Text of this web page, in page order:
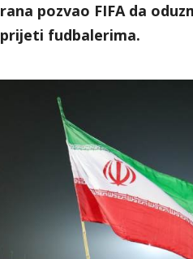
pozvao FIFA da
fudbalerima.